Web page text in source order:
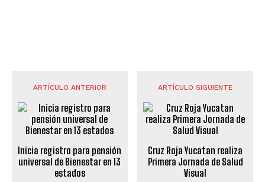
ARTÍCULO ANTERIOR
Inicia registro para pensión
universal de Bienestar en 13
estados
ARTÍCULO SIGUIENTE
Cruz Roja Yucatan realiza
Primera Jornada de Salud
Visual